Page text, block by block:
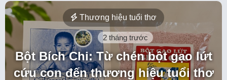
Thương hiệu tuổi thơ
2 tháng trước
Bột Bích Chi: Từ chén bột gạo lứt
cứu con đến thương hiệu tuổi thơ